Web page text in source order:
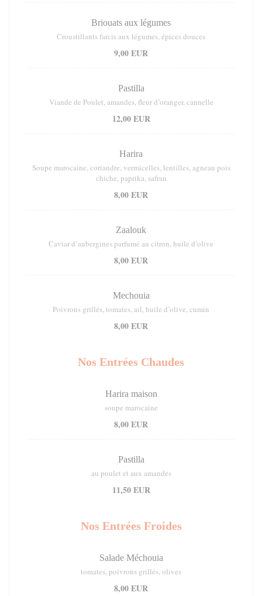
Briouats aux légumes
Croustillants farcis aux légumes, épices douces
9,00 EUR
Pastilla
Viande de Poulet, amandes, fleur d’oranger, cannelle
12,00 EUR
Harira
Soupe marocaine, coriandre, vermicelles, lentilles, agneau pois
chiche, paprika, safran
8,00 EUR
Zaalouk
Caviar d’aubergines parfumé au citron, huile d’olive
8,00 EUR
Mechouia
Poivrons grillés, tomates, ail, huile d’olive, cumin
8,00 EUR
Nos Entrées Chaudes
Harira maison
soupe marocaine
8,00 EUR
Pastilla
au poulet et aux amandes
11,50 EUR
Nos Entrées Froides
Salade Méchouia
tomates, poivrons grillés, olives
8,00 EUR